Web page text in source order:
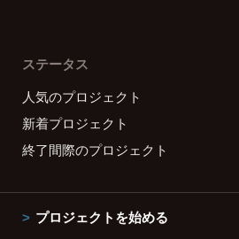
ステータス
人気のプロジェクト
新着プロジェクト
終了間際のプロジェクト
プロジェクトを始める